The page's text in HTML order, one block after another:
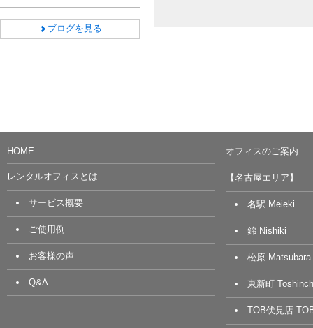
ブログを見る
HOME
レンタルオフィスとは
サービス概要
ご使用例
お客様の声
Q&A
オフィスのご案内
【名古屋エリア】
名駅 Meieki
錦 Nishiki
松原 Matsubara
東新町
TOB伏見店